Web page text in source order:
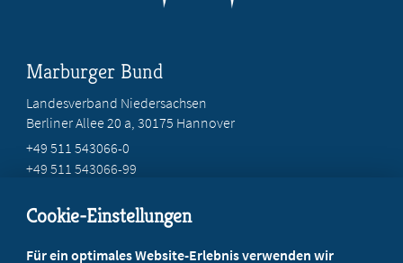
Marburger Bund
Landesverband Niedersachsen
Berliner Allee 20 a, 30175 Hannover
+49 511 543066-0
+49 511 543066-99
Cookie-Einstellungen
Für ein optimales Website-Erlebnis verwenden wir